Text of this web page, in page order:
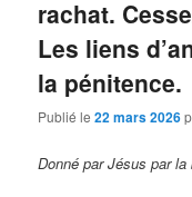
rachat.
Les liens
la pénitence.
Publié le22 mars 2026
Donné par Jésus par